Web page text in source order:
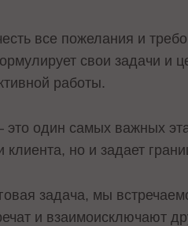
все пожелания и
свои задачи и
работы.
один самых важных
клиента, но и задает
задача, мы
и взаимоиcключают